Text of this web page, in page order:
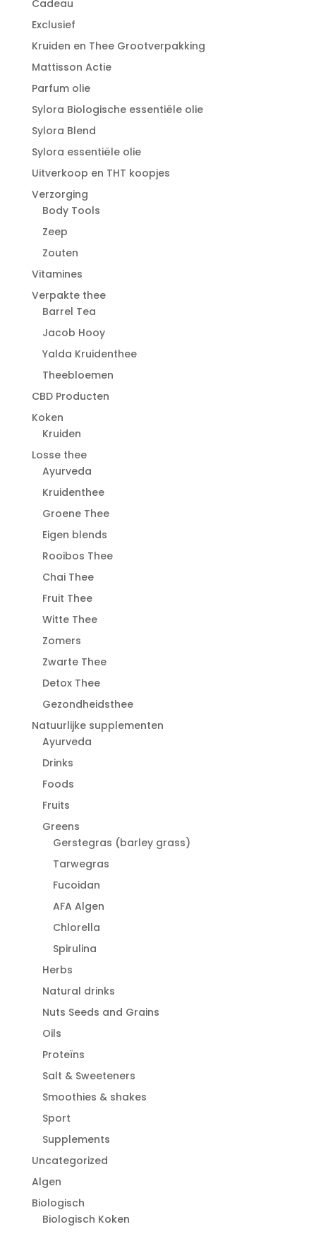
Cadeau
Exclusief
Kruiden en Thee Grootverpakking
Mattisson Actie
Parfum olie
Sylora Biologische essentiële olie
Sylora Blend
Sylora essentiële olie
Uitverkoop en THT koopjes
Verzorging
Body Tools
Zeep
Zouten
Vitamines
Verpakte thee
Barrel Tea
Jacob Hooy
Yalda Kruidenthee
Theebloemen
CBD Producten
Koken
Kruiden
Losse thee
Ayurveda
Kruidenthee
Groene Thee
Eigen blends
Rooibos Thee
Chai Thee
Fruit Thee
Witte Thee
Zomers
Zwarte Thee
Detox Thee
Gezondheidsthee
Natuurlijke supplementen
Ayurveda
Drinks
Foods
Fruits
Greens
Gerstegras (barley grass)
Tarwegras
Fucoidan
AFA Algen
Chlorella
Spirulina
Herbs
Natural drinks
Nuts Seeds and Grains
Oils
Proteïns
Salt & Sweeteners
Smoothies & shakes
Sport
Supplements
Uncategorized
Algen
Biologisch
Biologisch Koken